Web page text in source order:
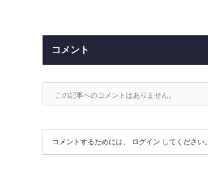
コメント
この記事へのコメントはありません。
コメントするためには、 ログイン してください。